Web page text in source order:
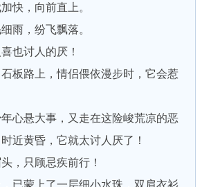
，向前直上。
，纷飞飘落。
讨人的厌！
路上，情侣偎依漫步时，它会惹
悬大事，又走在这险峻荒凉的恶
近黄昏，它就太讨人厌了！
只顾忌疾前行！
蒙上了一层细小水珠，双肩衣衫